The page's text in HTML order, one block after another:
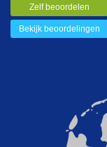
Zelf beoordelen
Bekijk beoordelingen